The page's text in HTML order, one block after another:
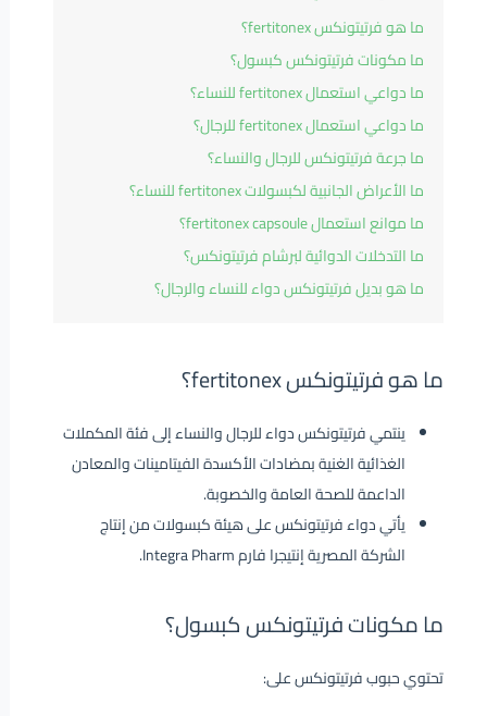
ما هو فرتيتونكس fertitonex؟
ما مكونات فرتيتونكس كبسول؟
ما دواعي استعمال fertitonex للنساء؟
ما دواعي استعمال fertitonex للرجال؟
ما جرعة فرتيتونكس للرجال والنساء؟
ما الأعراض الجانبية لكبسولات fertitonex للنساء؟
ما موانع استعمال fertitonex capsoule؟
ما التدخلات الدوائية لبرشام فرتيتونكس؟
ما هو بديل فرتيتونكس دواء للنساء والرجال؟
ما هو فرتيتونكس fertitonex؟
ينتمي فرتيتونكس دواء للرجال والنساء إلى فئة المكملات
الغذائية الغنية بمضادات الأكسدة الفيتامينات والمعادن
الداعمة للصحة العامة والخصوبة.
يأتي دواء فرتيتونكس على هيئة كبسولات من إنتاج
الشركة المصرية إنتيجرا فارم Integra Pharm.
ما مكونات فرتيتونكس كبسول؟
تحتوي حبوب فرتيتونكس على: